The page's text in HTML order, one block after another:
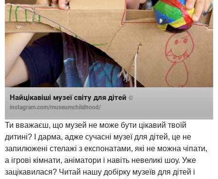
Найцікавіші музеї світу для дітей ©
instagram.com/museumchildhood/
Ти вважаєш, що музей не може бути цікавий твоїй
дитині? І дарма, адже сучасні музеї для дітей, це не
запилюжені стелажі з експонатами, які не можна чіпати,
а ігрові кімнати, аніматори і навіть невеликі шоу. Уже
зацікавилася? Читай нашу добірку музеїв для дітей і